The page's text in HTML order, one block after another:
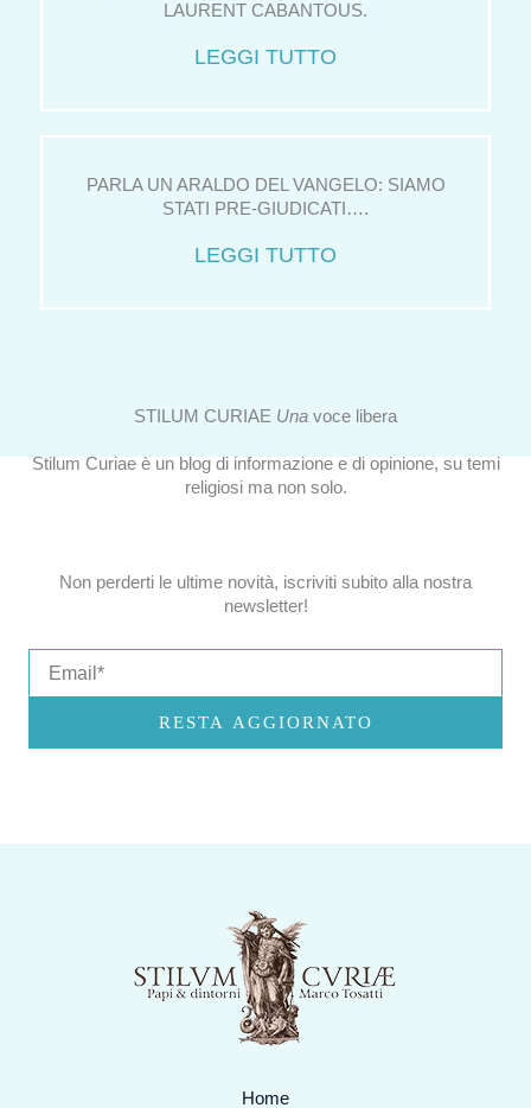
LAURENT CABANTOUS.
LEGGI TUTTO
PARLA UN ARALDO DEL VANGELO: SIAMO
STATI PRE-GIUDICATI….
LEGGI TUTTO
STILUM CURIAE Una voce libera
Stilum Curiae è un blog di informazione e di opinione, su temi
religiosi ma non solo.
Non perderti le ultime novità, iscriviti subito alla nostra
newsletter!
RESTA AGGIORNATO
Home